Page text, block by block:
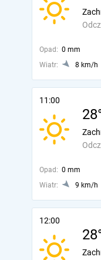
Opad: 0 mm
Wiatr:
8 km/h
11:00
Opad: 0 mm
Wiatr:
9 km/h
12:00